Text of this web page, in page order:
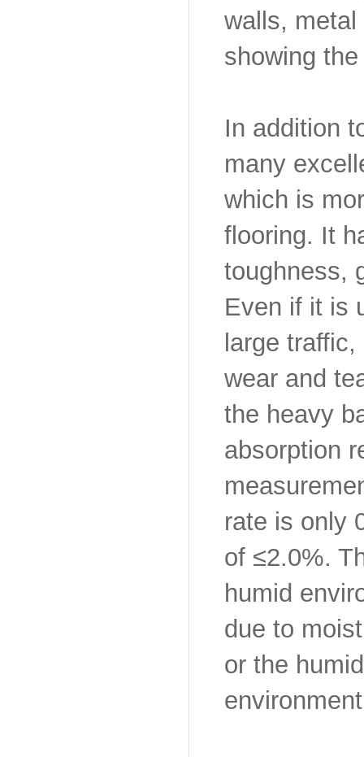
walls,
showing
In addition
many
which is
flooring. It
toughness,
Even if it is
large
wear and
the heavy
absorption
rate is only
of ≤2.0%.
humid
due to
or the